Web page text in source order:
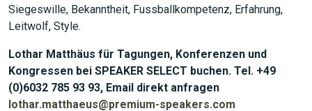
Siegeswille, Bekanntheit, Fussballkompetenz, Erfahrung,
Leitwolf, Style.
Lothar Matthäus für Tagungen, Konferenzen und
Kongressen bei SPEAKER SELECT buchen. Tel. +49
(0)6032 785 93 93, Email direkt anfragen
lothar.matthaeus@premium-speakers.com